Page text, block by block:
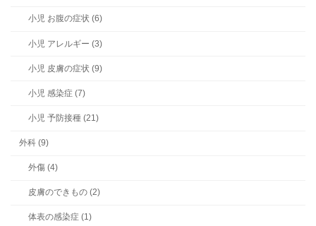
小児 お腹の症状 (6)
小児 アレルギー (3)
小児 皮膚の症状 (9)
小児 感染症 (7)
小児 予防接種 (21)
外科 (9)
外傷 (4)
皮膚のできもの (2)
体表の感染症 (1)